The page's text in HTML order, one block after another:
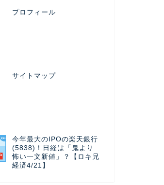
プロフィール
サイトマップ
今年最大のIPOの楽天銀行
(5838)！日経は「鬼より
怖い一文新値」？【ロキ兄
経済4/21】